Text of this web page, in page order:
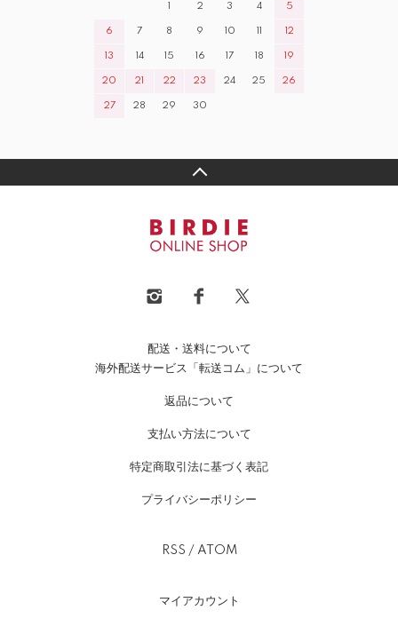
1 2 3 4 5
6 7 8 9 10 11 12
13 14 15 16 17 18 19
20 21 22 23 24 25 26
27 28 29 30
配送・送料について
海外配送サービス「転送コム」について
返品について
支払い方法について
特定商取引法に基づく表記
プライバシーポリシー
RSS / ATOM
マイアカウント